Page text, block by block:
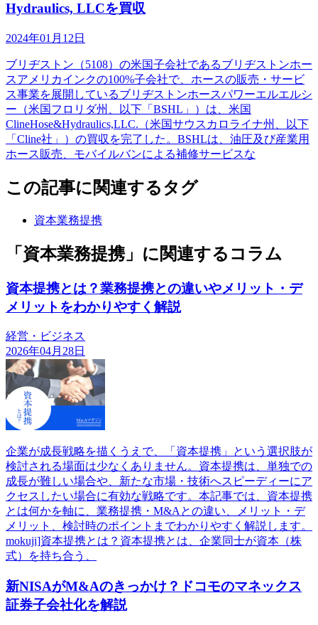
Hydraulics, LLCを買収
2024年01月12日
ブリヂストン（5108）の米国子会社であるブリヂストンホー
スアメリカインクの100%子会社で、ホースの販売・サービ
ス事業を展開しているブリヂストンホースパワーエルエルシ
ー（米国フロリダ州、以下「BSHL」）は、米国
ClineHose&Hydraulics,LLC.（米国サウスカロライナ州、以下
「Cline社」）の買収を完了した。BSHLは、油圧及び産業用
ホース販売、モバイルバンによる補修サービスな
この記事に関連するタグ
資本業務提携
「資本業務提携」に関連するコラム
資本提携とは？業務提携との違いやメリット・デ
メリットをわかりやすく解説
経営・ビジネス
2026年04月28日
企業が成長戦略を描くうえで、「資本提携」という選択肢が
検討される場面は少なくありません。資本提携は、単独での
成長が難しい場合や、新たな市場・技術へスピーディーにア
クセスしたい場合に有効な戦略です。本記事では、資本提携
とは何かを軸に、業務提携・M&Aとの違い、メリット・デ
メリット、検討時のポイントまでわかりやすく解説します。
mokuji]資本提携とは？資本提携とは、企業同士が資本（株
式）を持ち合う、
新NISAがM&Aのきっかけ？ドコモのマネックス
証券子会社化を解説